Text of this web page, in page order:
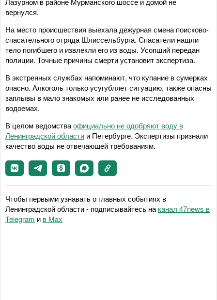
вернулся.
На место происшествия выехала дежурная смена поисково-
спасательного отряда Шлиссельбурга. Спасатели нашли
тело погибшего и извлекли его из воды. Усопший передан
полиции. Точные причины смерти установит экспертиза.
В экстренных службах напоминают, что купание в сумерках
опасно. Алкоголь только усугубляет ситуацию, также опасны
заплывы в мало знакомых или ранее не исследованных
водоемах.
В целом ведомстваофициально не одобряют воду в
Ленинградской области и Петербурге. Экспертизы признали
качество воды не отвечающей требованиям.
Чтобы первыми узнавать о главных событиях в
Ленинградской области - подписывайтесь на канал 47news в
Telegram и в Maх